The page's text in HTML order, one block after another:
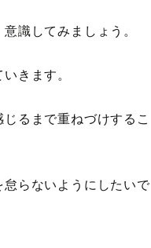
識してみましょう。
きます。
るまで重ねづけするこ
怠らないようにしたいで